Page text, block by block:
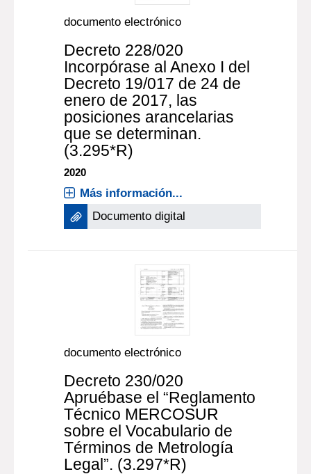
documento electrónico
Decreto 228/020
Incorpórase al Anexo I del
Decreto 19/017 de 24 de
enero de 2017, las
posiciones arancelarias
que se determinan.
(3.295*R)
2020
Más información...
Documento digital
documento electrónico
Decreto 230/020
Apruébase el “Reglamento
Técnico MERCOSUR
sobre el Vocabulario de
Términos de Metrología
Legal”. (3.297*R)